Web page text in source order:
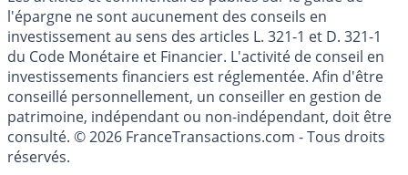
Les articles et commentaires publiés sur le guide de
l'épargne ne sont aucunement des conseils en
investissement au sens des articles L. 321-1 et D. 321-1
du Code Monétaire et Financier. L'activité de conseil en
investissements financiers est réglementée. Afin d'être
conseillé personnellement, un conseiller en gestion de
patrimoine, indépendant ou non-indépendant, doit être
consulté. © 2026 FranceTransactions.com - Tous droits